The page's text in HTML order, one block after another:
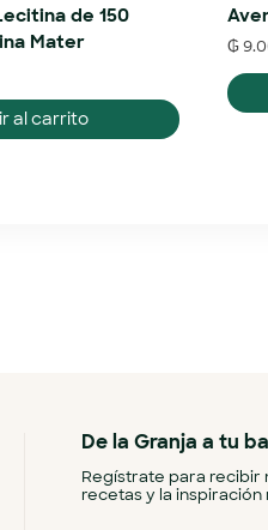
de 150
Mater
al carrito
₲
De la Granja a tu
Regístrate para recibir
recetas y la inspiración